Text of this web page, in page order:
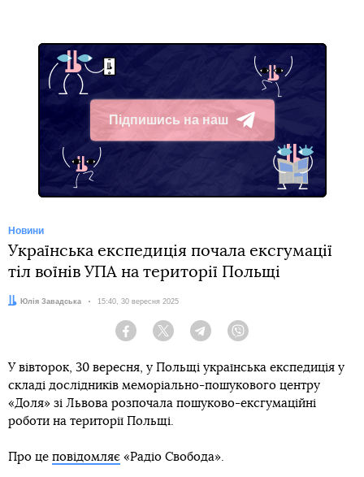
Підпишись на наш
Telegram
Новини
Українська експедиція почала ексгумації
тіл воїнів УПА на території Польщі
Автор:Юлія Завадська Дата:
15:40, 30 вересня 2025
Facebook Twitter Telegram
У вівторок, 30 вересня, у Польщі українська експедиція у
складі дослідників меморіально-пошукового центру
«Доля» зі Львова розпочала пошуково-ексгумаційні
роботи на території Польщі.
Про це повідомляє «Радіо Свобода».